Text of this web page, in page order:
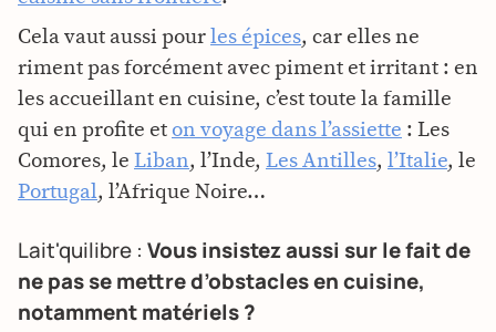
Cela vaut aussi pour les épices, car elles ne
riment pas forcément avec piment et irritant : en
les accueillant en cuisine, c’est toute la famille
qui en profite et on voyage dans l’assiette : Les
Comores, le Liban, l’Inde, Les Antilles, l’Italie, le
Portugal , l’Afrique Noire…
Lait'quilibre : Vous insistez aussi sur le fait de
ne pas se mettre d’obstacles en cuisine,
notamment matériels ?